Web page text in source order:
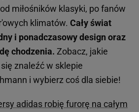
miłośników klasyki, po fanów
klimatów. Cały świat
i ponadczasowy design oraz
chodzenia. Zobacz, jakie
znaleźć w sklepie
i wybierz coś dla siebie!
adidas robię furorę na całym